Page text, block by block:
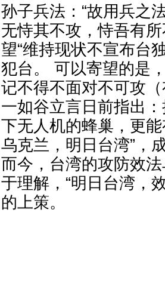
孙子兵法：“故用兵之
无恃其不攻，恃吾有
望“维持现状不宣布台
犯台。 可以寄望的是
记不得不面对不可攻
一如谷立言日前指出
下无人机的蜂巢，更
乌克兰，明日台湾”，
而今，台湾的攻防效
于理解，“明日台湾，
的上策。